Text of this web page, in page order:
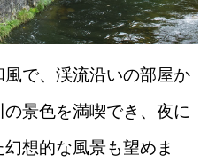
で、渓流沿いの部屋か
景色を満喫でき、夜に
想的な風景も望めま